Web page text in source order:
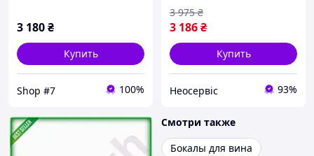
3 180₴
Купить
Shop #7 100%
3 186₴
3 975 ₴
Купить
Неосервіс 93%
Смотри также
Бокалы для вина